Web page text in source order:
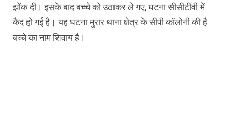
झोंक दी। इसके बाद बच्चे को उठाकर ले गए, घटना सीसीटीवी में
कैद हो गई है। यह घटना मुरार थाना क्षेत्र के सीपी कॉलोनी की है
बच्चे का नाम शिवाय है।